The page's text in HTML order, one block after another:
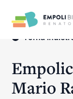
Torna
Mario